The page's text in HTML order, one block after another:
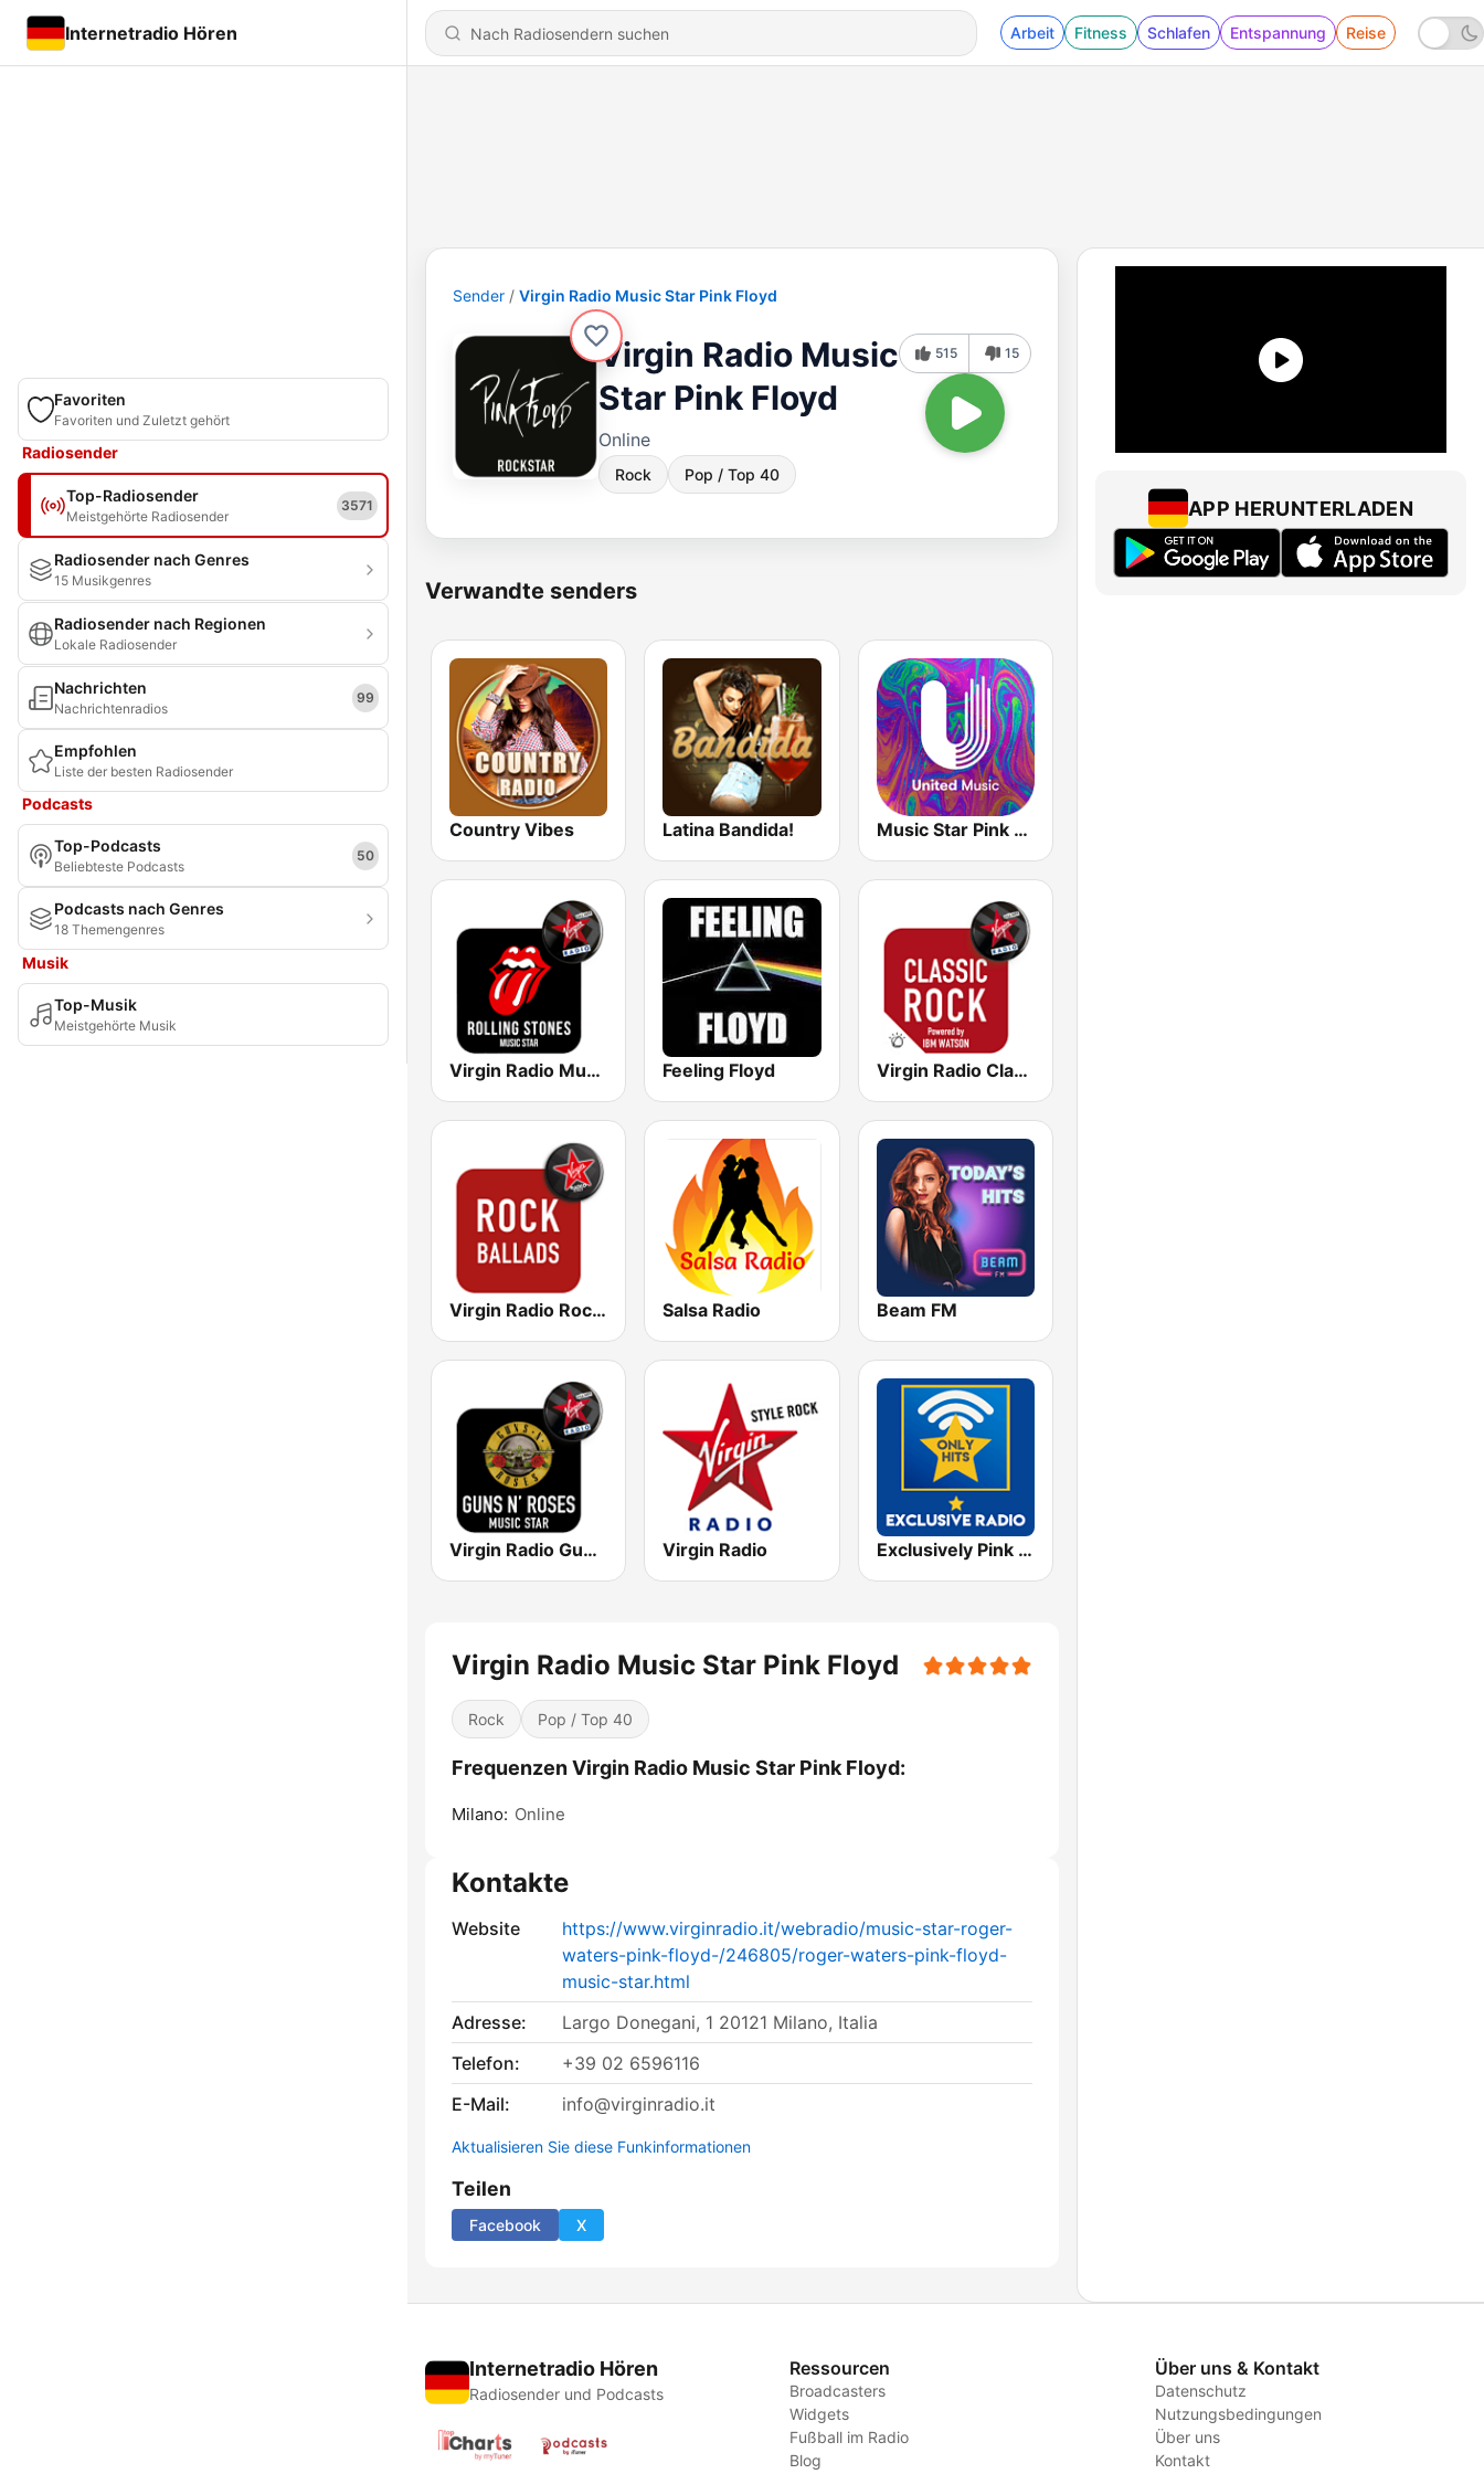
Internetradio Hören Arbeit Fitness Schlafen Entspannung Reise
Favoriten
Favoriten und Zuletzt gehört
Radiosender
Top-Radiosender
Meistgehörte Radiosender
3571
Radiosender nach Genres
15 Musikgenres
Radiosender nach Regionen
Lokale Radiosender
Nachrichten
Nachrichtenradios
99
Empfohlen
Liste der besten Radiosender
Podcasts
Top-Podcasts
Beliebteste Podcasts
50
Podcasts nach Genres
18 Themengenres
Musik
Top-Musik
Meistgehörte Musik
Sender Virgin Radio Music Star Pink Floyd
Virgin Radio Music
Star Pink Floyd
Online
Rock Pop / Top 40
515 15
Verwandte senders
Country Vibes Latina Bandida! Music Star Pink Floyd - United Music
Virgin Radio Music Star Rolling Stones Feeling Floyd Virgin Radio Classic Rock
Virgin Radio Rock Ballads Salsa Radio Beam FM
Virgin Radio Guns N Roses Virgin Radio Exclusively Pink Floyd - HITS
Virgin Radio Music Star Pink Floyd
Rock Pop / Top 40
Frequenzen Virgin Radio Music Star Pink Floyd:
Milano: Online
Kontakte
Website
https://www.virginradio.it/webradio/music-star-roger-
waters-pink-floyd-/246805/roger-waters-pink-floyd-
music-star.html
Adresse:
Largo Donegani, 1 20121 Milano, Italia
Telefon:
+39 02 6596116
E-Mail:
info@virginradio.it
Aktualisieren Sie diese Funkinformationen
Teilen
Facebook X
APP HERUNTERLADEN
Internetradio Hören
Radiosender und Podcasts
Ressourcen
Broadcasters
Widgets
Fußball im Radio
Blog
Über uns & Kontakt
Datenschutz
Nutzungsbedingungen
Über uns
Kontakt